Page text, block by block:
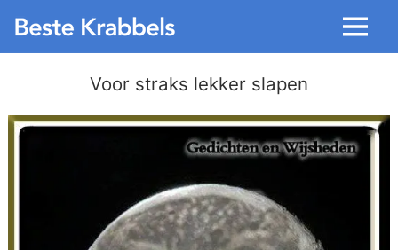
Menu
Voor straks lekker slapen